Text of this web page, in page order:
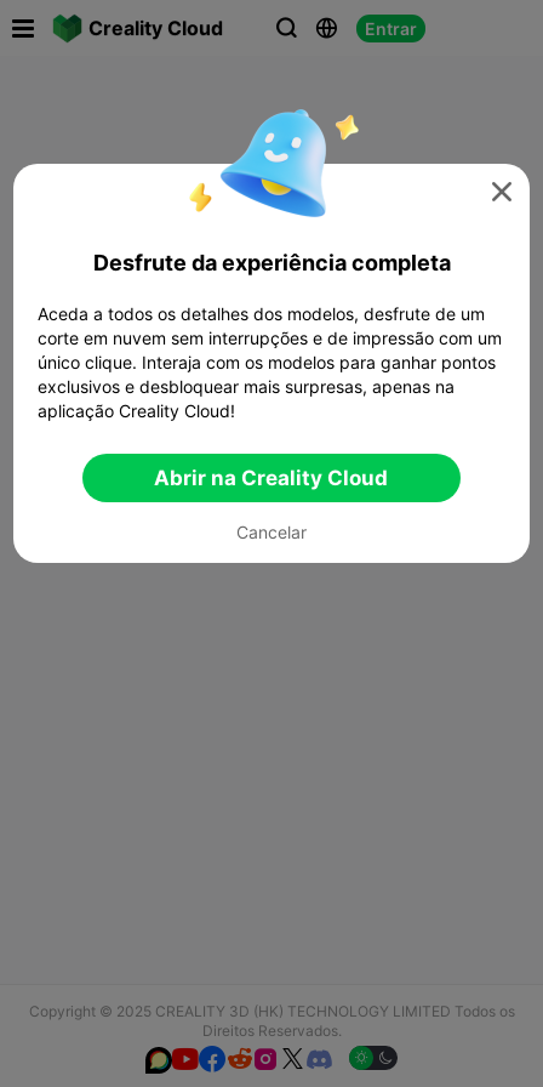
Creality Cloud   Entrar
Copyright © 2025 CREALITY 3D (HK) TECHNOLOGY LIMITED Todos os
Direitos Reservados.
  

Desfrute da experiência completa
Aceda a todos os detalhes dos modelos, desfrute de um
corte em nuvem sem interrupções e de impressão com um
único clique. Interaja com os modelos para ganhar pontos
exclusivos e desbloquear mais surpresas, apenas na
aplicação Creality Cloud!
Abrir na Creality Cloud
Cancelar